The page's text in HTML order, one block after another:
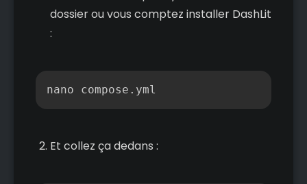
dossier ou vous comptez installer DashLit
:
nano compose.yml
Et collez ça dedans :